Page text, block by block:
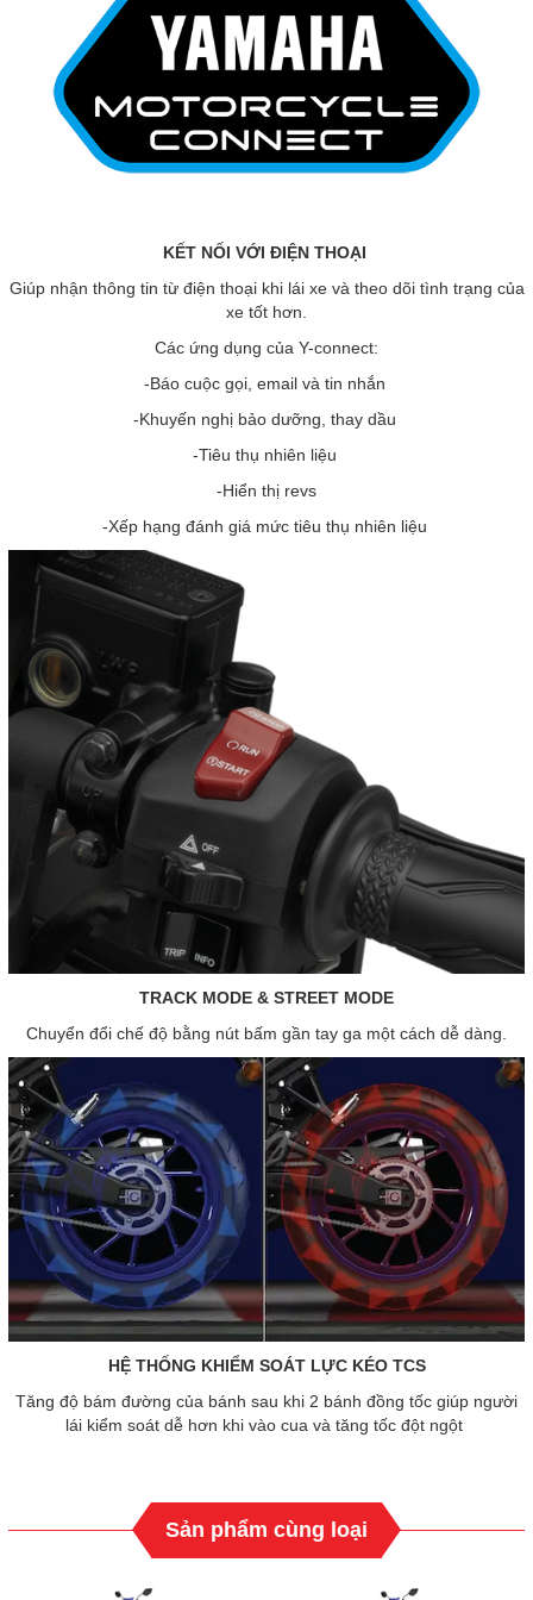
KẾT NỐI VỚI ĐIỆN THOẠI
Giúp nhận thông tin từ điện thoại khi lái xe và theo dõi tình trạng của
xe tốt hơn.
Các ứng dụng của Y-connect:
-Báo cuộc gọi, email và tin nhắn
-Khuyến nghị bảo dưỡng, thay dầu
-Tiêu thụ nhiên liệu
-Hiển thị revs
-Xếp hạng đánh giá mức tiêu thụ nhiên liệu
TRACK MODE & STREET MODE
Chuyển đổi chế độ bằng nút bấm gần tay ga một cách dễ dàng.
HỆ THỐNG KHIỂM SOÁT LỰC KÉO TCS
Tăng độ bám đường của bánh sau khi 2 bánh đồng tốc giúp người
lái kiểm soát dễ hơn khi vào cua và tăng tốc đột ngột
Sản phẩm cùng loại